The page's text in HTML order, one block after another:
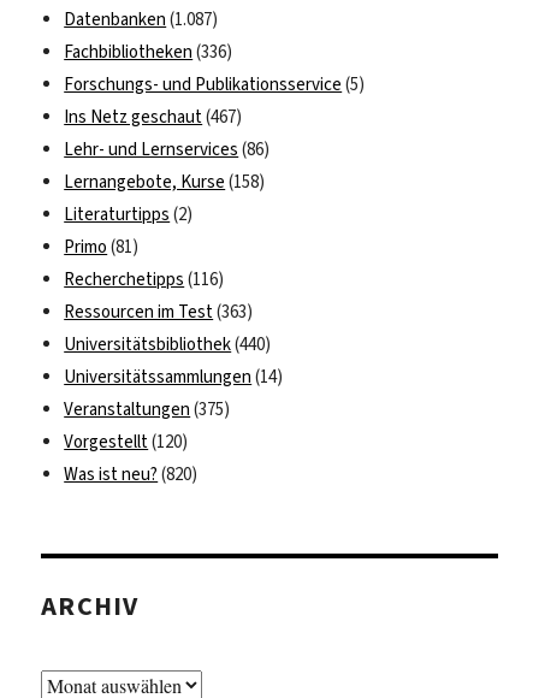
Datenbanken (1.087)
Fachbibliotheken (336)
Forschungs- und Publikationsservice (5)
Ins Netz geschaut(467)
Lehr- und Lernservices (86)
Lernangebote, Kurse (158)
Literaturtipps (2)
Primo (81)
Recherchetipps (116)
Ressourcen im Test(363)
Universitätsbibliothek(440)
Universitätssammlungen (14)
Veranstaltungen (375)
Vorgestellt(120)
Was ist neu? (820)
ARCHIV
Archiv